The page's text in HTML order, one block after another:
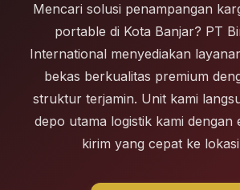
Mencari solusi penampangan
portable di Kota Banjar? PT
International menyediakan
bekas berkualitas premium
struktur terjamin. Unit kami
depo utama logistik kami dengan
kirim yang cepat ke